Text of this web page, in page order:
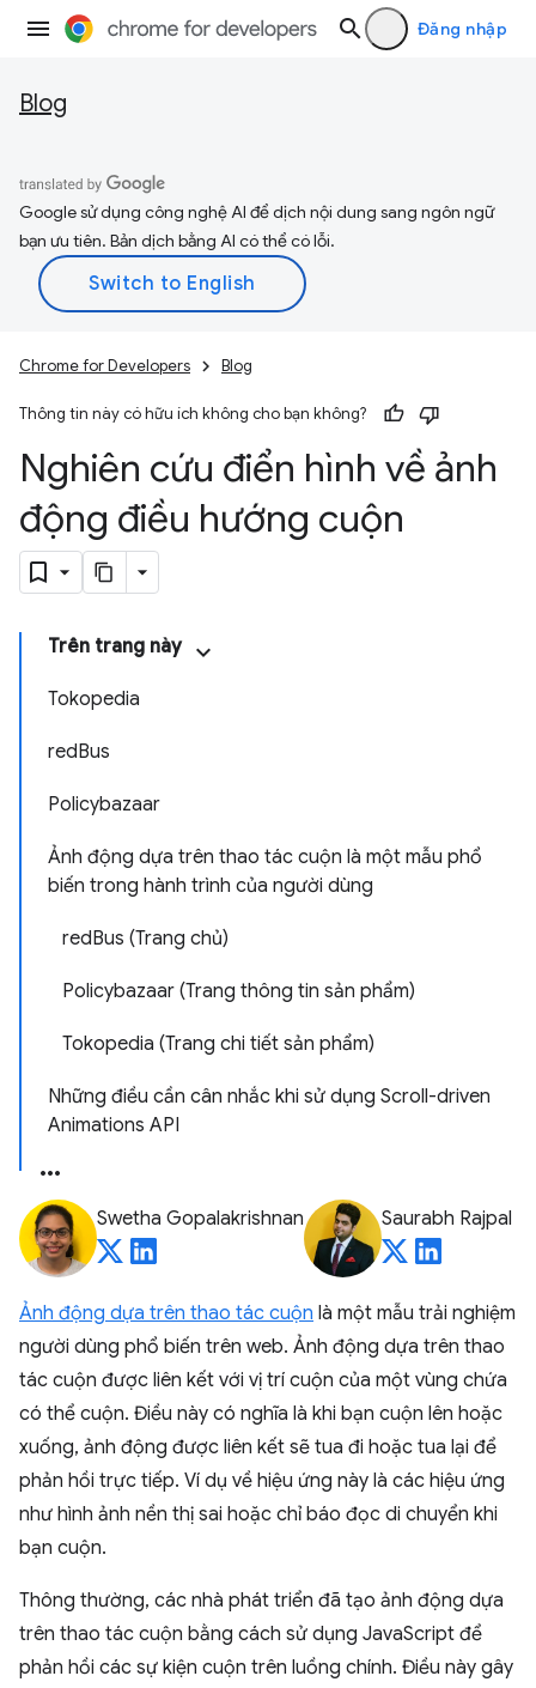
Đăng nhập
Blog
Google sử dụng công nghệ AI để dịch nội dung sang ngôn ngữ
bạn ưu tiên. Bản dịch bằng AI có thể có lỗi.
Chrome for Developers Blog
Thông tin này có hữu ích không cho bạn không?
Nghiên cứu điển hình về ảnh
động điều hướng cuộn
Trên trang này
Tokopedia
redBus
Policybazaar
Ảnh động dựa trên thao tác cuộn là một mẫu phổ
biến trong hành trình của người dùng
redBus (Trang chủ)
Policybazaar (Trang thông tin sản phẩm)
Tokopedia (Trang chi tiết sản phẩm)
Những điều cần cân nhắc khi sử dụng Scroll-driven
Animations API
Swetha Gopalakrishnan Saurabh Rajpal
Ảnh động dựa trên thao tác cuộn là một mẫu trải nghiệm
người dùng phổ biến trên web. Ảnh động dựa trên thao
tác cuộn được liên kết với vị trí cuộn của một vùng chứa
có thể cuộn. Điều này có nghĩa là khi bạn cuộn lên hoặc
xuống, ảnh động được liên kết sẽ tua đi hoặc tua lại để
phản hồi trực tiếp. Ví dụ về hiệu ứng này là các hiệu ứng
như hình ảnh nền thị sai hoặc chỉ báo đọc di chuyển khi
bạn cuộn.
Thông thường, các nhà phát triển đã tạo ảnh động dựa
trên thao tác cuộn bằng cách sử dụng JavaScript để
phản hồi các sự kiện cuộn trên luồng chính. Điều này gây